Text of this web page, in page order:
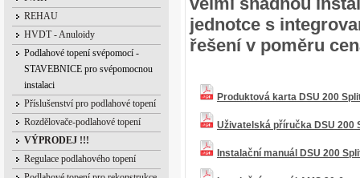
REHAU
HVDT - Anuloidy
Podlahové topení svépomocí -
STAVEBNICE pro svépomocnou
instalaci
Příslušenství pro podlahové topení
Rozdělovače-podlahové topení
VÝPRODEJ !!!
Regulace podlahového topení
jednotce s
řešení v poměru
Produktová karta DSU 200
Uživatelská příručka DSU 200
Instalační manuál DSU 200